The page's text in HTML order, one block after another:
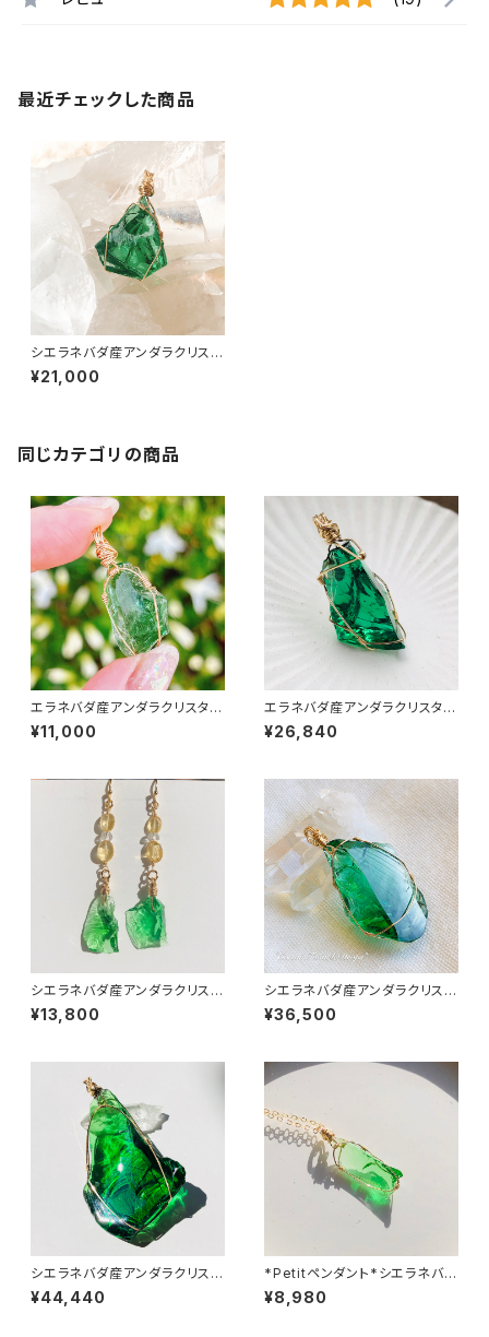
最近チェックした商品
シエラネバダ産アンダラクリスタ
ル★宝石質～Gem Emerald S
ift～【世界で1つだけのアンダラ
¥21,000
同じカテゴリの商品
エラネバダ産アンダラクリスタル
★宝石質～Gem Emerald Sif
t～ 【世界で1つだけのアンダラ
¥11,000
エラネバダ産アンダラクリスタル
★宝石質～Gem Emerald Sif
t～ 【世界で1つだけのアンダラ
¥26,840
シエラネバダ産アンダラクリスタ
ル ★宝石質～Gem Emerald
Sift～ 【世界で1つだけのアンダ
¥13,800
シエラネバダ産アンダラクリスタ
ル★宝石質～Gem Emerald S
ift～【世界で1つだけのアンダラ
¥36,500
シエラネバダ産アンダラクリスタ
ル★宝石質～Gem Emerald S
ift～【世界で1つだけのアンダラ
¥44,440
*Petitペンダント*シエラネバダ
産アンダラクリスタル★宝石質~
Gem Emerald shift~【世界で
¥8,980